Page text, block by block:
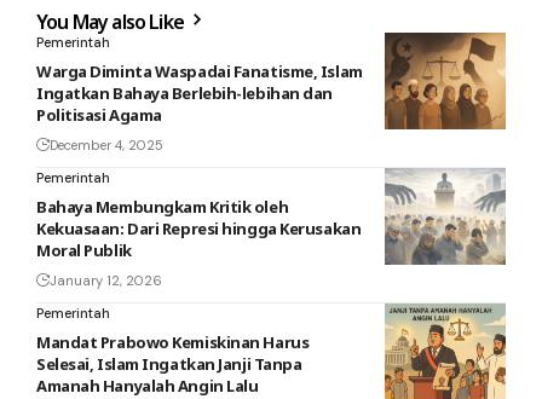
You May also Like
Pemerintah
Warga Diminta Waspadai Fanatisme, Islam
Ingatkan Bahaya Berlebih-lebihan dan
Politisasi Agama
December 4, 2025
Pemerintah
Bahaya Membungkam Kritik oleh
Kekuasaan: Dari Represi hingga Kerusakan
Moral Publik
January 12, 2026
Pemerintah
Mandat Prabowo Kemiskinan Harus
Selesai, Islam Ingatkan Janji Tanpa
Amanah Hanyalah Angin Lalu